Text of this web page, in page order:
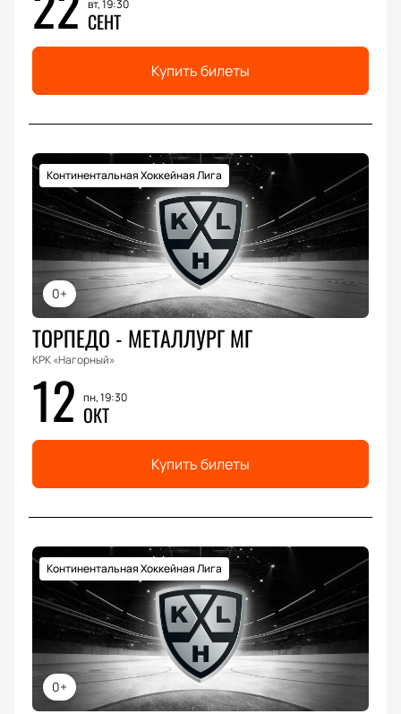
вт, 19:30
СЕНТ
Купить билеты
0+
Континентальная Хоккейная Лига
ТОРПЕДО - МЕТАЛЛУРГ МГ
КРК «Нагорный»
12 пн, 19:30
ОКТ
Купить билеты
0+
Континентальная Хоккейная Лига